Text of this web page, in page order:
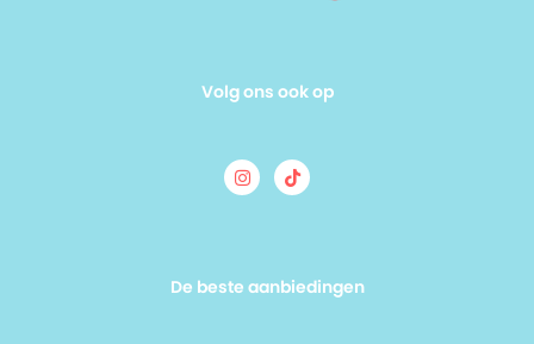
Volg ons ook op
De beste aanbiedingen